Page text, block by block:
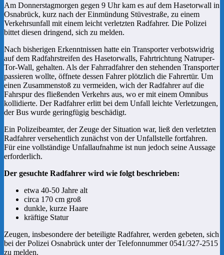
Am Donnerstagmorgen gegen 9 Uhr kam es auf dem Hasetorwall in
Osnabrück, kurz nach der Einmündung Stüvestraße, zu einem
Verkehrsunfall mit einem leicht verletzten Radfahrer. Die Polizei
bittet diesen dringend, sich zu melden.
Nach bisherigen Erkenntnissen hatte ein Transporter verbotswidrig
auf dem Radfahrstreifen des Hasetorwalls, Fahrtrichtung Natruper-
Tor-Wall, gehalten. Als der Fahrradfahrer den stehenden Transporter
passieren wollte, öffnete dessen Fahrer plötzlich die Fahrertür. Um
einen Zusammenstoß zu vermeiden, wich der Radfahrer auf die
Fahrspur des fließenden Verkehrs aus, wo er mit einem Omnibus
kollidierte. Der Radfahrer erlitt bei dem Unfall leichte Verletzungen,
der Bus wurde geringfügig beschädigt.
Ein Polizeibeamter, der Zeuge der Situation war, ließ den verletzten
Radfahrer versehentlich zunächst von der Unfallstelle fortfahren.
Für eine vollständige Unfallaufnahme ist nun jedoch seine Aussage
erforderlich.
Der gesuchte Radfahrer wird wie folgt beschrieben:
etwa 40-50 Jahre alt
circa 170 cm groß
dunkle, kurze Haare
kräftige Statur
Zeugen, insbesondere der beteiligte Radfahrer, werden gebeten, sich
bei der Polizei Osnabrück unter der Telefonnummer 0541/327-2515
zu melden.